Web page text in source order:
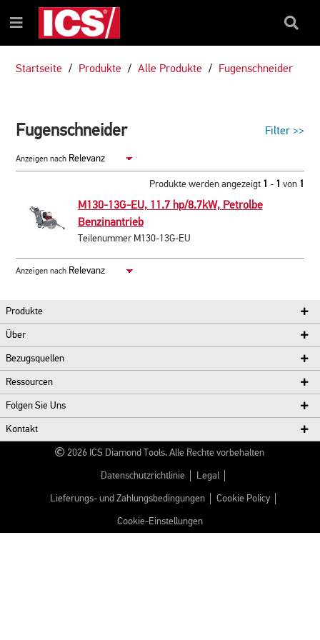
INHALT
NAVIGATIONSMENÜ
Menü
Startseite Produkte Alle Produkte Fugenschneider
Fugenschneider Filter >>
Anzeigen nach
Produkte werden angezeigt1 - 1 von1
M130-13G-EU, 11.7 hp/8.7kW, Petrolbe
Benzinantrieb
Teilenummer M130-13G-EU
Anzeigen nach
Produkte
Über
Bezugsquellen
Ressourcen
Folgen Sie Uns
Kontakt
2026 ICS Diamond Tools. Alle Rechte vorbehalten
Datenschutzrichtlinie Legal
Lieferungs- und Zahlungsbedingungen Cookie Policy
Cookie-Einstellungen